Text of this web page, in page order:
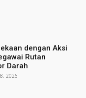
dengan Aksi
Rutan
Darah
2026